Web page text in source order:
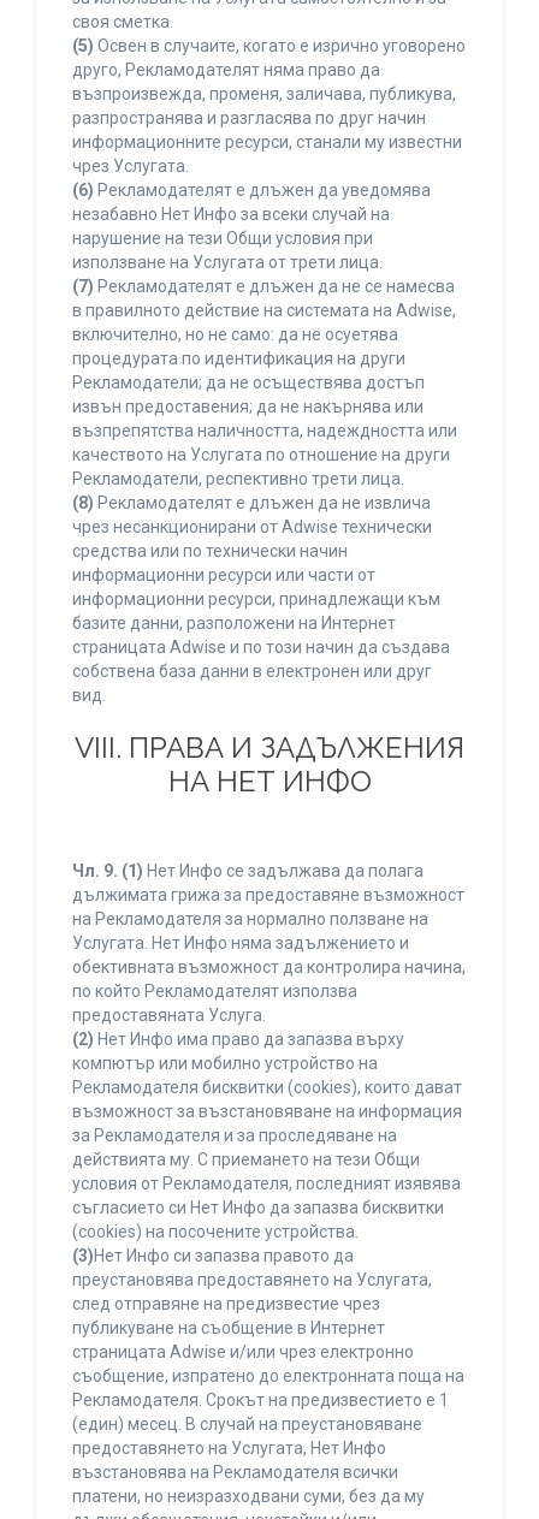
своя сметка.
(5) Освен в случаите, когато е изрично уговорено
друго, Рекламодателят няма право да
възпроизвежда, променя, заличава, публикува,
разпространява и разгласява по друг начин
информационните ресурси, станали му известни
чрез Услугата.
(6) Рекламодателят е длъжен да уведомява
незабавно Нет Инфо за всеки случай на
нарушение на тези Общи условия при
използване на Услугата от трети лица.
(7) Рекламодателят е длъжен да не се намесва
в правилното действие на системата на Adwise,
включително, но не само: да не осуетява
процедурата по идентификация на други
Рекламодатели; да не осъществява достъп
извън предоставения; да не накърнява или
възпрепятства наличността, надеждността или
качеството на Услугата по отношение на други
Рекламодатели, респективно трети лица.
(8) Рекламодателят е длъжен да не извлича
чрез несанкционирани от Adwise технически
средства или по технически начин
информационни ресурси или части от
информационни ресурси, принадлежащи към
базите данни, разположени на Интернет
страницата Adwise и по този начин да създава
собствена база данни в електронен или друг
вид.
VIII. ПРАВА И ЗАДЪЛЖЕНИЯ
НА НЕТ ИНФО
Чл. 9. (1) Нет Инфо се задължава да полага
дължимата грижа за предоставяне възможност
на Рекламодателя за нормално ползване на
Услугата. Нет Инфо няма задължението и
обективната възможност да контролира начина,
по който Рекламодателят използва
предоставяната Услуга.
(2) Нет Инфо има право да запазва върху
компютър или мобилно устройство на
Рекламодателя бисквитки (cookies), които дават
възможност за възстановяване на информация
за Рекламодателя и за проследяване на
действията му. С приемането на тези Общи
условия от Рекламодателя, последният изявява
съгласието си Нет Инфо да запазва бисквитки
(cookies) на посочените устройства.
(3)Нет Инфо си запазва правото да
преустановява предоставянето на Услугата,
след отправяне на предизвестие чрез
публикуване на съобщение в Интернет
страницата Adwise и/или чрез електронно
съобщение, изпратено до електронната поща на
Рекламодателя. Срокът на предизвестието е 1
(един) месец. В случай на преустановяване
предоставянето на Услугата, Нет Инфо
възстановява на Рекламодателя всички
платени, но неизразходвани суми, без да му